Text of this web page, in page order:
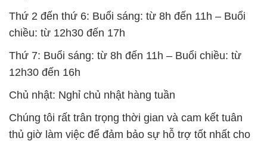
Thứ 2 đến thứ 6: Buổi sáng: từ 8h đến 11h – Buổi
chiều: từ 12h30 đến 17h
Thứ 7: Buổi sáng: từ 8h đến 11h – Buổi chiều: từ
12h30 đến 16h
Chủ nhật: Nghỉ chủ nhật hàng tuần
Chúng tôi rất trân trọng thời gian và cam kết tuân
thủ giờ làm việc để đảm bảo sự hỗ trợ tốt nhất cho